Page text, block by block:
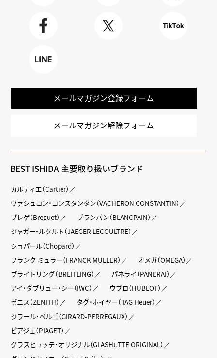
メールマガジン登録フォーム
メールマガジン解除フォーム
BEST ISHIDA 主要取り扱いブランド
カルティエ（Cartier）
ヴァシュロン・コンスタンタン（VACHERON CONSTANTIN）
ブレゲ（Breguet）
ブランパン（BLANCPAIN）
ジャガー・ルクルト（JAEGER LECOULTRE）
ショパール（Chopard）
フランク ミュラー（FRANCK MULLER）
オメガ（OMEGA）
ブライトリング（BREITLING）
パネライ（PANERAI）
アイ・ダブリュー・シー（IWC）
ウブロ（HUBLOT）
ゼニス（ZENITH）
タグ・ホイヤー（TAG Heuer）
ジラール・ペルゴ（GIRARD-PERREGAUX）
ピアジェ（PIAGET）
グラスヒュッテ・オリジナル（GLASHÜTTE ORIGINAL）